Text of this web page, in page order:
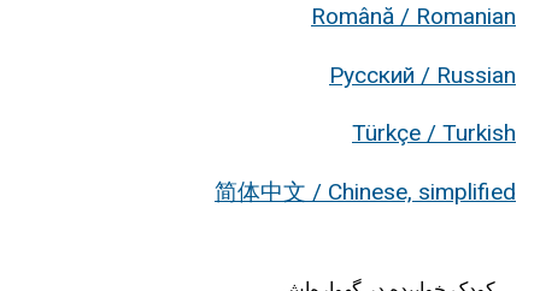
Română / Romanian
Русский / Russian
Türkçe / Turkish
简体中文 / Chinese, simplified